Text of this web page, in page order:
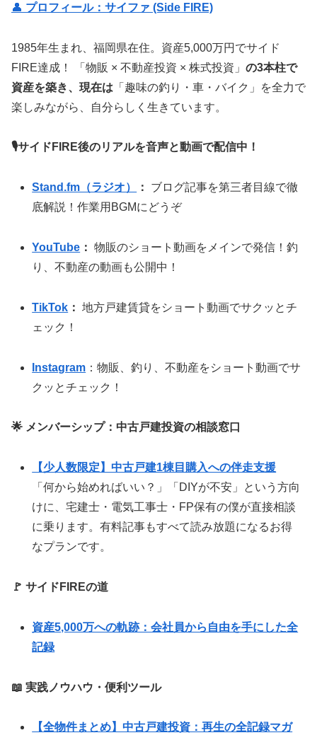
👤 プロフィール：サイファ (Side FIRE)
1985年生まれ、福岡県在住。資産5,000万円でサイド
FIRE達成！ 「物販 × 不動産投資 × 株式投資」 の3本柱で
資産を築き、現在は 「趣味の釣り・車・バイク」を全力で
楽しみながら、自分らしく生きています。
🎙サイドFIRE後のリアルを音声と動画で配信中！
Stand.fm（ラジオ） ：
ブログ記事を第三者目線で徹
底解説！作業用BGMにどうぞ
YouTube ： 物販のショート動画をメインで発信！釣
り、不動産の動画も公開中！
TikTok ： 地方戸建賃貸をショート動画でサクッとチ
ェック！
Instagram ：物販、釣り、不動産をショート動画でサ
クッとチェック！
🌟 メンバーシップ：中古戸建投資の相談窓口
【少人数限定】中古戸建1棟目購入への伴走支援
「何から始めればいい？」「DIYが不安」という方向
けに、宅建士・電気工事士・FP保有の僕が直接相談
に乗ります。有料記事もすべて読み放題になるお得
なプランです。
🚩 サイドFIREの道
資産5,000万への軌跡：会社員から自由を手にした全
記録
📖 実践ノウハウ・便利ツール
【全物件まとめ】中古戸建投資：再生の全記録マガ